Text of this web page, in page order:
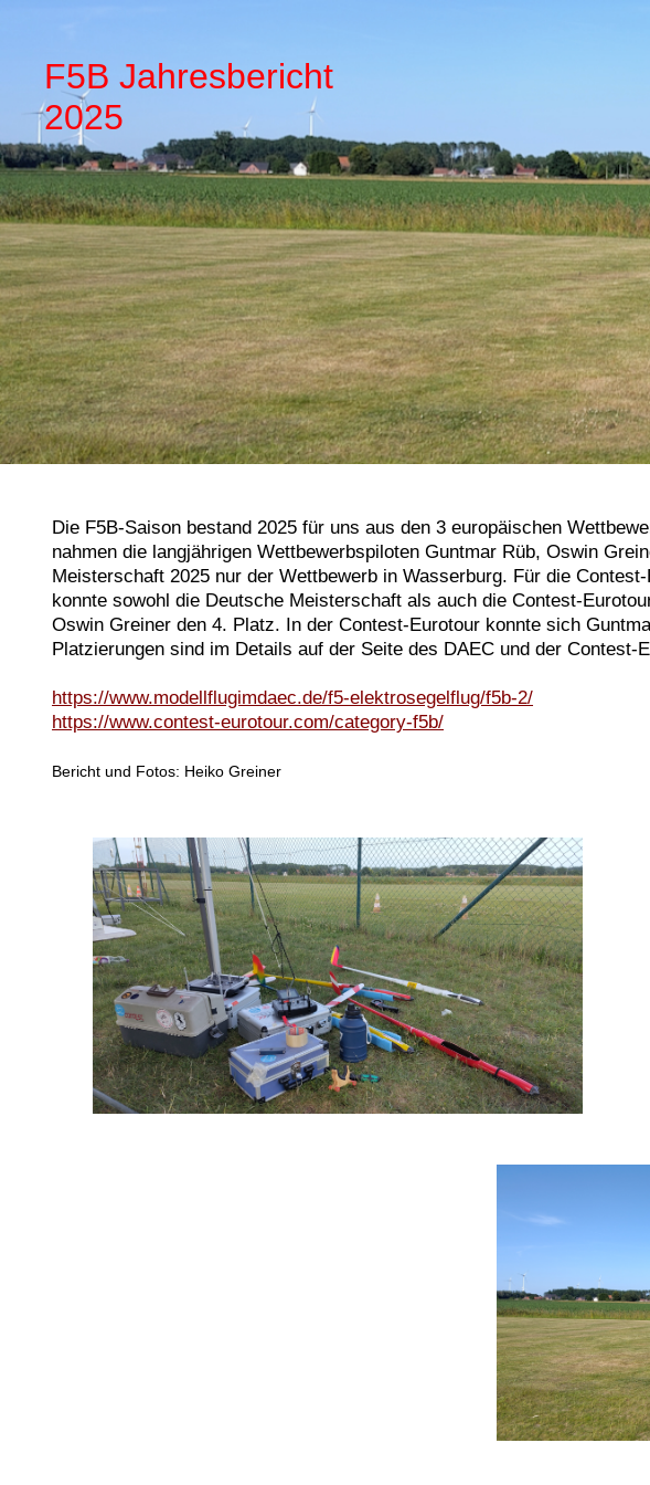
F5B Jahresbericht
2025
Die F5B-Saison bestand 2025 für uns aus den 3 europäischen
nahmen die langjährigen Wettbewerbspiloten Guntmar Rüb, Oswin
Meisterschaft 2025 nur der Wettbewerb in Wasserburg. Für die
konnte sowohl die Deutsche Meisterschaft als auch die Contest-
Oswin Greiner den 4. Platz. In der Contest-Eurotour konnte sich
Platzierungen sind im Details auf der Seite des DAEC und der Contest-
https://www.modellflugimdaec.de/f5-elektrosegelflug/f5b-2/
https://www.contest-eurotour.com/category-f5b/
Bericht und Fotos: Heiko Greiner